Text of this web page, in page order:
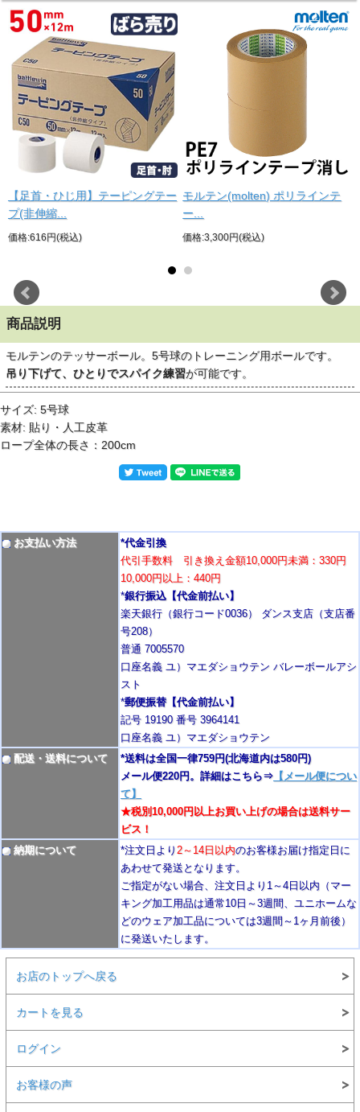
【足首・ひじ用】テーピングテー
プ(非伸縮...
価格:616円(税込)
モルテン(molten) ポリラインテ
ー...
価格:3,300円(税込)
商品説明
モルテンのテッサーボール。5号球のトレーニング用ボールです。
吊り下げて、ひとりでスパイク練習が可能です。
サイズ: 5号球
素材: 貼り・人工皮革
ロープ全体の長さ：200cm
お支払い方法
*代金引換
代引手数料 引き換え金額10,000円未満：330円
10,000円以上：440円
*銀行振込【代金前払い】
楽天銀行（銀行コード0036） ダンス支店（支店番
号208）
普通 7005570
口座名義 ユ）マエダショウテン バレーボールアシ
スト
*郵便振替【代金前払い】
記号 19190 番号 3964141
口座名義 ユ）マエダショウテン
配送・送料について
*送料は全国一律759円(北海道内は580円)
メール便220円。詳細はこちら⇒ 【メール便につい
て】
★税別10,000円以上お買い上げの場合は送料サー
ビス！
納期について
*注文日より2～14日以内のお客様お届け指定日に
あわせて発送となります。
ご指定がない場合、注文日より1～4日以内 （マー
キング加工用品は通常10日 ～3週間、ユニホームな
どのウェア加工品については3週間～ 1ヶ月前後 ）
に発送いたします。
お店のトップへ戻る
カートを見る
ログイン
お客様の声